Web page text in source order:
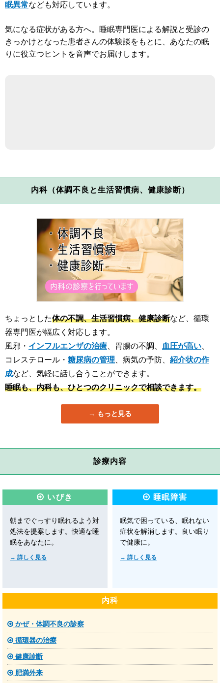
眠異常なども対応しています。
気になる症状がある方へ。睡眠専門医による解説と受診の
きっかけとなった患者さんの体験談をもとに、あなたの眠
りに役立つヒントを音声でお届けします。
内科（体調不良と生活習慣病、健康診断）
ちょっとした体の不調、生活習慣病、健康診断など、循環
器専門医が幅広く対応します。
風邪・ インフルエンザの治療 、胃腸の不調、 血圧が高い
コレステロール・ 糖尿病の管理 、病気の予防、 紹介状の作
成など、気軽に話し合うことができます。
睡眠も、内科も、ひとつのクリニックで相談できます。
もっと見る
診療内容
いびき
朝までぐっすり眠れるよう対
処法を提案します。快適な睡
眠をあなたに。
詳しく見る
睡眠障害
眠気で困っている、眠れない
症状を解消します。
良い眠り
で健康に。
詳しく見る
内科
かぜ・体調不良の診察
循環器の治療
健康診断
肥満外来